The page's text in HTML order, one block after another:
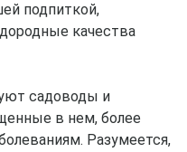
подпиткой,
качества
садоводы и
в нем, более
Разумеется,